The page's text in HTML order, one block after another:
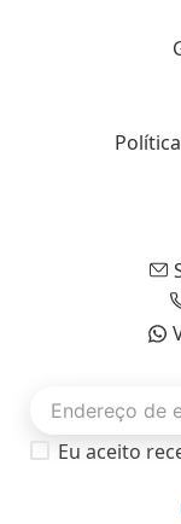
Eu aceito